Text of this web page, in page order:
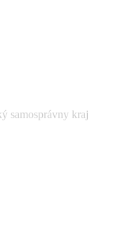
samosprávny kraj